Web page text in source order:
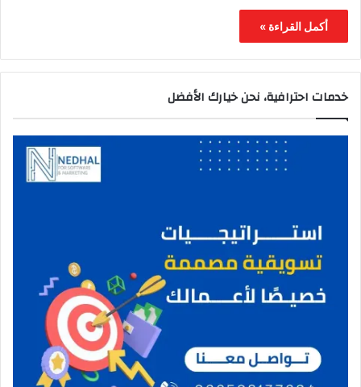
أكمل القراءة »
خدمات احترافية، نحن خيارك الأفضل